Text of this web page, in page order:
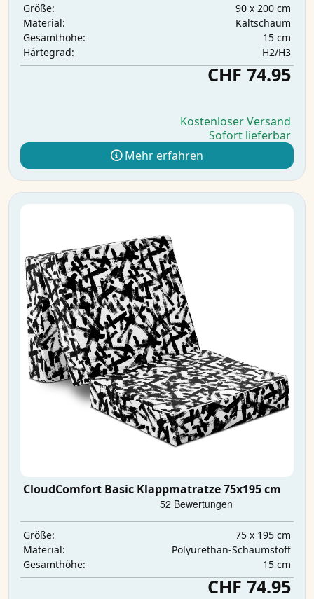
Größe:
90 x 200 cm
Material:
Kaltschaum
Gesamthöhe:
15 cm
Härtegrad:
H2/H3
CHF 74.95
Kostenloser Versand
Sofort lieferbar
Mehr erfahren
CloudComfort Basic Klappmatratze 75x195 cm
Größe:
75 x 195 cm
Material:
Polyurethan-Schaumstoff
Gesamthöhe:
15 cm
CHF 74.95